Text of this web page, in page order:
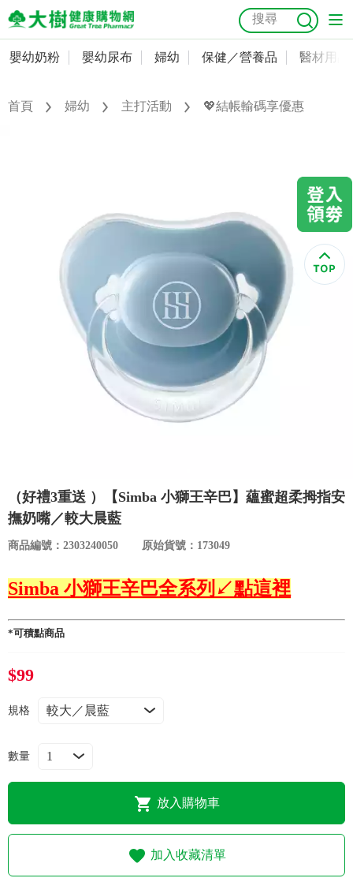
嬰幼奶粉
嬰幼尿布
美容／個人清潔
食品／健康食補
優惠活動
關於我們
合作提案
購物流程
會員專區
常見問題
折價券、紅利說明
抗菌 尿布 大樹獨家 益生菌 魚油 幼兒米餅 貓砂
會員資料及密碼修改
常用收件人清單
紅利點數查詢
優惠券領取
嬰幼奶粉 嬰幼尿布 婦幼 保健／營養品 醫材用品
首頁 婦幼 主打活動 💖結帳輸碼享優惠
（好禮3重送 ）【Simba 小獅王辛巴】蘊蜜超柔拇指安
撫奶嘴／較大晨藍
商品編號：2303240050 原始貨號：173049
Simba 小獅王辛巴全系列↙點這裡
*可積點商品
$99
規格
數量
放入購物車
加入收藏清單